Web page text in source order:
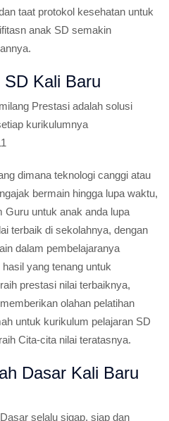
Les Privat SD Kali Baru
menanggapi materinya untuk
pas dan mendapatkan hasil
taat protokol kesehatan untuk
anak SD semakin
Kali Baru
Prestasi adalah solusi
kurikulumnya
dimana teknologi canggi atau
bermain hingga lupa waktu,
Guru untuk anak anda lupa
terbaik di sekolahnya, dengan
dalam pembelajaranya
yang tenang untuk
olahan pelatihan
untuk kurikulum pelajaran SD
Cita-cita nilai teratasnya.